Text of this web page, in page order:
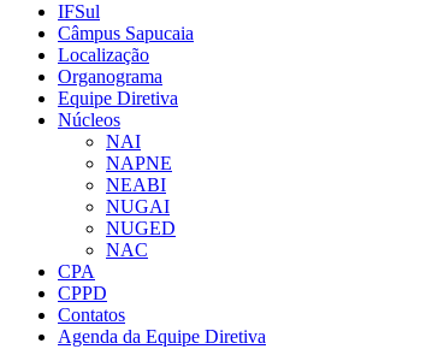
IFSul
Câmpus Sapucaia
Localização
Organograma
Equipe Diretiva
Núcleos
NAI
NAPNE
NEABI
NUGAI
NUGED
NAC
CPA
CPPD
Contatos
Agenda da Equipe Diretiva